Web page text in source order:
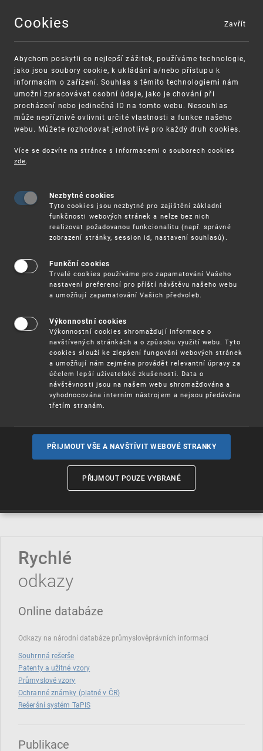
MENU
VAROVÁNÍ
Finanční podpora
Vynálezy / Patenty
Užitnévzory
Ochrannéznámky
Označení původua zeměpisná
Rychlé
odkazy
Online databáze
Odkazy na národní databáze průmyslověprávních informací
Souhrnná rešerše
Patenty a užitné vzory
Průmyslové vzory
Ochranné známky (platné v ČR)
Rešeršní systém TaPIS
Publikace
Cookies
Abychom poskytli co nejlepší zážitek, používáme technologie,
jako jsou soubory cookie, k ukládání a/nebo přístupu k
informacím o zařízení. Souhlas s těmito technologiemi nám
umožní zpracovávat osobní údaje, jako je chování při
procházení nebo jedinečná ID na tomto webu. Nesouhlas
může nepříznivě ovlivnit určité vlastnosti a funkce našeho
webu. Můžete rozhodovat jednotlivě pro každý druh cookies.
Více se dozvíte na stránce s informacemi o souborech cookies
zde.
Nezbytné cookies
Tyto cookies jsou nezbytné pro zajištění základní
funkčnosti webových stránek a nelze bez nich
realizovat požadovanou funkcionalitu (např. správné
zobrazení stránky, session id, nastavení souhlasů).
Funkční cookies
Trvalé cookies používáme pro zapamatování Vašeho
nastavení preferencí pro příští návštěvu našeho webu
a umožňují zapamatování Vašich předvoleb.
Výkonnostní cookies
Výkonnostní cookies shromažďují informace o
navštívených stránkách a o způsobu využití webu. Tyto
cookies slouží ke zlepšení fungování webových stránek
a umožňují nám zejména provádět relevantní úpravy za
účelem lepší uživatelské zkušenosti. Data o
návštěvnosti jsou na našem webu shromažďována a
vyhodnocována interním nástrojem a nejsou předávána
třetím stranám.
PŘIJMOUT VŠE A NAVŠTÍVIT WEBOVÉ STRANKY
PŘIJMOUT POUZE VYBRANÉ
Zavřít